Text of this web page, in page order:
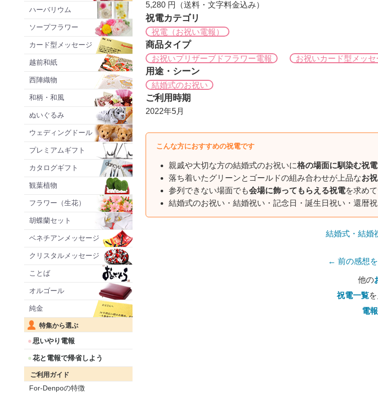
ハーバリウム
ソープフラワー
カード型メッセージ
越前和紙
西陣織物
和柄・和風
ぬいぐるみ
ウェディングドール
プレミアムギフト
カタログギフト
観葉植物
フラワー（生花）
胡蝶蘭セット
ベネチアンメッセージ
クリスタルメッセージ
ことば
オルゴール
純金
特集から選ぶ
思いやり電報
花と電報で帰省しよう
ご利用ガイド
For-Denpoの特徴
5,280 円（送料・文字料金込み）
祝電カテゴリ
祝電（お祝い電報）
商品タイプ
お祝いプリザーブドフラワー電報 お祝いカード型メッセ
用途・シーン
結婚式のお祝い
ご利用時期
2022年5月
こんな方におすすめの祝電です
親戚や大切な方の結婚式のお祝いに格の場面に馴染む祝電
落ち着いたグリーンとゴールドの組み合わせが上品なお
参列できない場面でも会場に飾ってもらえる祝電を求め
結婚式のお祝い・結婚祝い・記念日・誕生日祝い・還暦
結婚式・結婚
← 前の感想
他の
祝電一覧
電